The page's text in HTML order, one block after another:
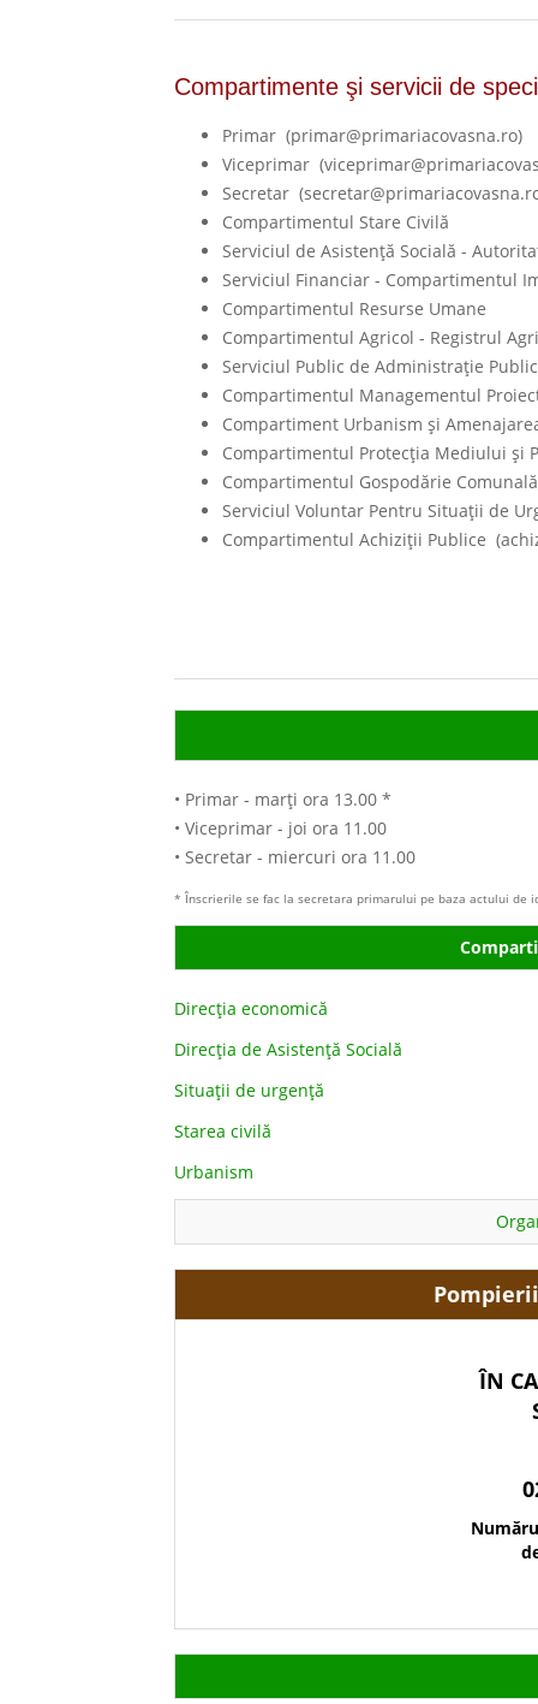
Compartimente şi servicii de
Primar (primar@primariacovasna.ro)
Viceprimar
Secretar
Compartimentul Stare Civilă
Serviciul de Asistenţă Socială -
Serviciul Financiar - Compartimentul
Compartimentul Resurse Umane
Compartimentul Agricol - Registrul
Serviciul Public de Administraţie
Compartimentul Managementul
Compartiment Urbanism şi
Compartimentul Protecţia Mediului şi
Compartimentul Gospodărie Comunală
Serviciul Voluntar Pentru Situaţii de
Compartimentul Achiziţii Publice
• Primar - marţi ora 13.00 *
• Viceprimar - joi ora 11.00
• Secretar - miercuri ora 11.00
* Înscrierile se fac la secretara primarului pe baza actului de
Direcţia economică
Direcţia de Asistenţă Socială
Situaţii de urgenţă
Starea civilă
Urbanism
ÎN